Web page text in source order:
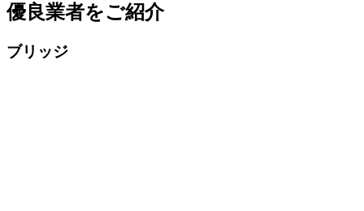
優良業者をご紹介
ブリッジ